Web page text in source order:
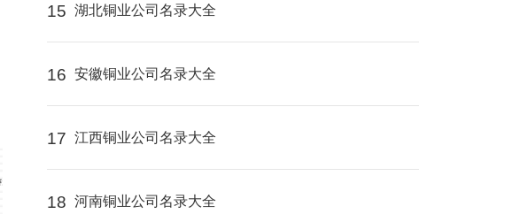
15 湖北铜业公司名录大全
16 安徽铜业公司名录大全
17 江西铜业公司名录大全
18 河南铜业公司名录大全